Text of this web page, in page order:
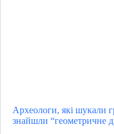
Археологи, які шукали
знайшли “геометричне